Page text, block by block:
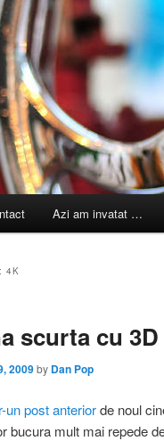
Azi am invatat …
4K
scurta cu 3D
2009by Dan Pop
un post anteriorde noul
bucura mult mai repede